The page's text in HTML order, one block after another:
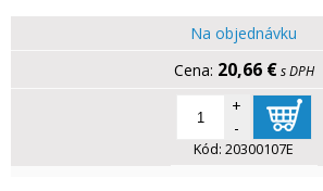
Na objednávku
20,66 € s DPH
+
-
Kód: 20300107E